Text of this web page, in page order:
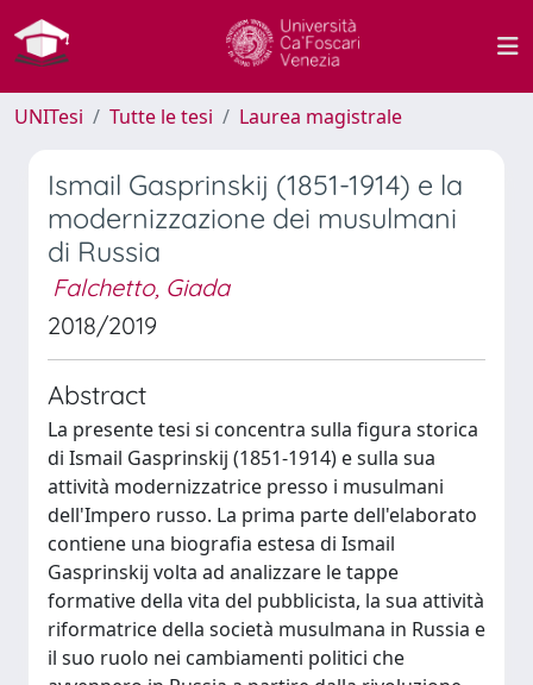
UNITesi Tutte le tesi Laurea magistrale
Ismail Gasprinskij (1851-1914) e la
modernizzazione dei musulmani
di Russia
Falchetto, Giada
2018/2019
Abstract
La presente tesi si concentra sulla figura storica
di Ismail Gasprinskij (1851-1914) e sulla sua
attività modernizzatrice presso i musulmani
dell'Impero russo. La prima parte dell'elaborato
contiene una biografia estesa di Ismail
Gasprinskij volta ad analizzare le tappe
formative della vita del pubblicista, la sua attività
riformatrice della società musulmana in Russia e
il suo ruolo nei cambiamenti politici che